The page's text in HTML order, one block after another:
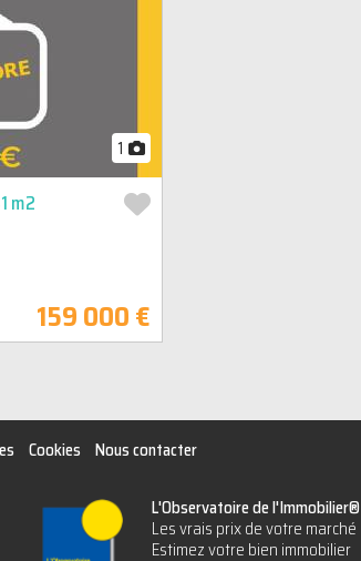
1
m2
159 000 €
Cookies Nous contacter
L'Observatoire de l'Immobilier®
Les vrais prix de votre marché
Estimez votre bien immobilier